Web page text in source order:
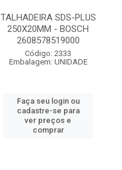
TALHADEIRA SDS-PLUS
250X20MM - BOSCH
2608578519000
Código: 2333
Embalagem: UNIDADE
Faça seu login ou
cadastre-se para
ver preços e
comprar